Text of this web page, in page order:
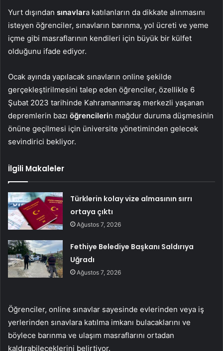
Yurt dışından sınavlara katılanların da dikkate alınmasını
isteyen öğrenciler, sınavların barınma, yol ücreti ve yeme
içme gibi masraflarının kendileri için büyük bir külfet
olduğunu ifade ediyor.
Ocak ayında yapılacak sınavların online şekilde
gerçekleştirilmesini talep eden öğrenciler, özellikle 6
Şubat 2023 tarihinde Kahramanmaraş merkezli yaşanan
depremlerin bazı öğrencilerin mağdur duruma düşmesinin
önüne geçilmesi için üniversite yönetiminden gelecek
sevindirici bekliyor.
İlgili Makaleler
Türklerin kolay vize almasının sırrı
ortaya çıktı
Ağustos 7, 2026
Fethiye Belediye Başkanı Saldırıya
Uğradı
Ağustos 7, 2026
Öğrenciler, online sınavlar sayesinde evlerinden veya iş
yerlerinden sınavlara katılma imkanı bulacaklarını ve
böylece barınma ve ulaşım masraflarını ortadan
kaldırabileceklerini belirtiyor.